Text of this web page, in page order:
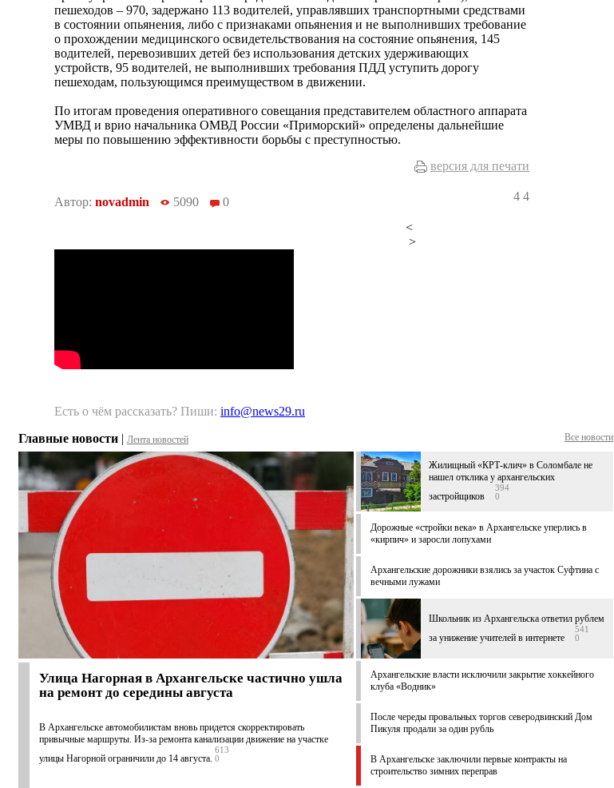
пешеходов – 970, задержано 113 водителей, управлявших транспортными средствами
в состоянии опьянения, либо с признаками опьянения и не выполнивших требование
о прохождении медицинского освидетельствования на состояние опьянения, 145
водителей, перевозивших детей без использования детских удерживающих
устройств, 95 водителей, не выполнивших требования ПДД уступить дорогу
пешеходам, пользующимся преимуществом в движении.
По итогам проведения оперативного совещания представителем областного аппарата
УМВД и врио начальника ОМВД России «Приморский» определены дальнейшие
меры по повышению эффективности борьбы с преступностью.
версия для печати
Автор: novadmin 5090 0 4 4
<
>
Есть о чём рассказать? Пиши: info@news29.ru
Главные новости | Лента новостей Все новости
Улица Нагорная в Архангельске частично ушла
на ремонт до середины августа
В Архангельске автомобилистам вновь придется скорректировать
привычные маршруты. Из-за ремонта канализации движение на участке
улицы Нагорной ограничили до 14 августа.
613
0
Жилищный «КРТ-клич» в Соломбале не
нашел отклика у архангельских
застройщиков
394
0
Дорожные «стройки века» в Архангельске уперлись в
«кирпич» и заросли лопухами
Архангельские дорожники взялись за участок Суфтина с
вечными лужами
Школьник из Архангельска ответил рублем
за унижение учителей в интернете
541
0
Архангельские власти исключили закрытие хоккейного
клуба «Водник»
После череды провальных торгов северодвинский Дом
Пикуля продали за один рубль
В Архангельске заключили первые контракты на
строительство зимних переправ